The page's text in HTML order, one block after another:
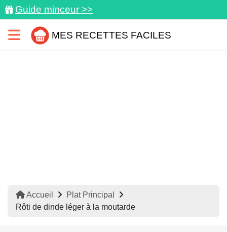
Guide minceur >>
MES RECETTES FACILES
Accueil
Plat Principal
Rôti de dinde léger à la moutarde